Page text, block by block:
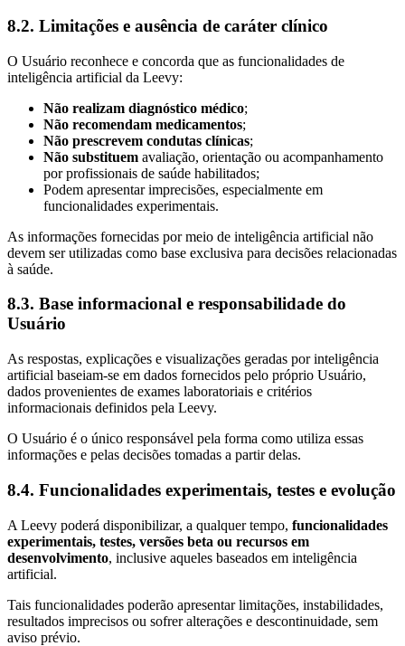
8.2. Limitações e ausência de caráter clínico
O Usuário reconhece e concorda que as funcionalidades de
inteligência artificial da Leevy:
Não realizam diagnóstico médico;
Não recomendam medicamentos;
Não prescrevem condutas clínicas;
Não substituem avaliação, orientação ou acompanhamento
por profissionais de saúde habilitados;
Podem apresentar imprecisões, especialmente em
funcionalidades experimentais.
As informações fornecidas por meio de inteligência artificial não
devem ser utilizadas como base exclusiva para decisões relacionadas
à saúde.
8.3. Base informacional e responsabilidade do
Usuário
As respostas, explicações e visualizações geradas por inteligência
artificial baseiam-se em dados fornecidos pelo próprio Usuário,
dados provenientes de exames laboratoriais e critérios
informacionais definidos pela Leevy.
O Usuário é o único responsável pela forma como utiliza essas
informações e pelas decisões tomadas a partir delas.
8.4. Funcionalidades experimentais, testes e evolução
A Leevy poderá disponibilizar, a qualquer tempo, funcionalidades
experimentais, testes, versões beta ou recursos em
desenvolvimento, inclusive aqueles baseados em inteligência
artificial.
Tais funcionalidades poderão apresentar limitações, instabilidades,
resultados imprecisos ou sofrer alterações e descontinuidade, sem
aviso prévio.